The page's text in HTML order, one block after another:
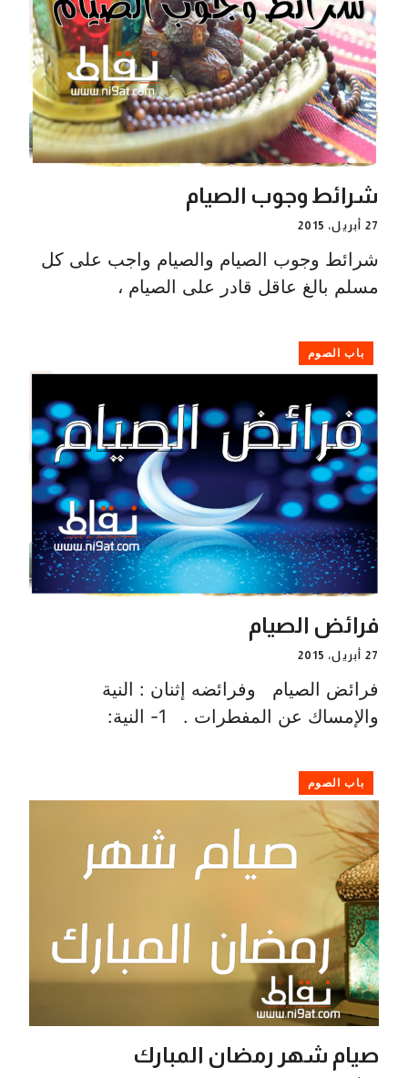
شرائط وجوب الصيام
27 أبريل، 2015
شرائط وجوب الصيام والصيام واجب على كل
مسلم بالغ عاقل قادر على الصيام ،
باب الصوم
فرائض الصيام
27 أبريل، 2015
فرائض الصيام وفرائضه إثنان : النية
والإمساك عن المفطرات . 1- النية:
باب الصوم
صيام شهر رمضان المبارك